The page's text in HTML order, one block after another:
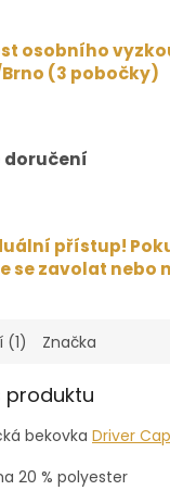
osobního
(3 pobočky)
doručení
přístup!
se zavolat nebo
(1) Značka
produktu
bekovka Driver Cap
20 % polyester